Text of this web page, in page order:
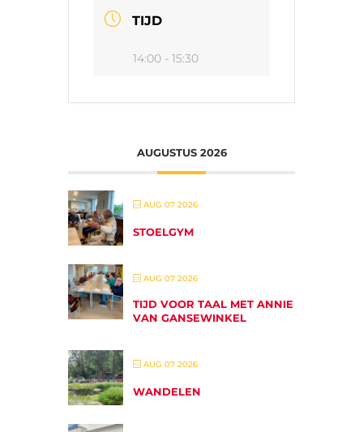
TIJD
14:00 - 15:30
AUGUSTUS 2026
AUG 07 2026
STOELGYM
AUG 07 2026
TIJD VOOR TAAL MET ANNIE
VAN GANSEWINKEL
AUG 07 2026
WANDELEN